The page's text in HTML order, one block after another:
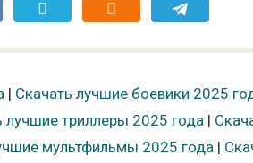
| Скачать лучшие боевики 2025
лучшие триллеры 2025 года|
мультфильмы 2025 года |